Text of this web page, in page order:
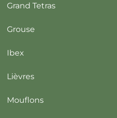
Grand Tetras
Grouse
Ibex
Lièvres
Mouflons